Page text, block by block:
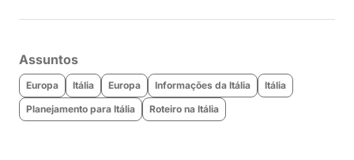
Assuntos
Europa Itália Europa Informações da Itália
Itália
Planejamento para Itália
Roteiro na Itália